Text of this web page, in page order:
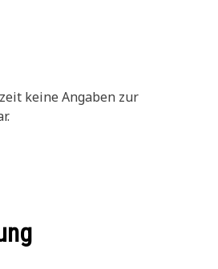
during removal, lowers
stably and predictably.
to surrounding surfaces during
to dislodge tightly fitted
mm) diameters.
keine Angaben zur